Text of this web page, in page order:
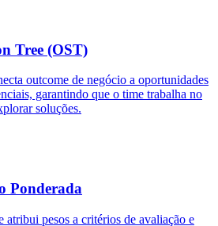
Tree (OST)
outcome de negócio a oportunidades
garantindo que o time trabalha no
soluções.
Ponderada
pesos a critérios de avaliação e